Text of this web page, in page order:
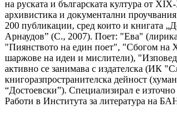
на руската и българската култура от
архивистика и документални
200 публикации, сред които и книгата
Арнаудов” (С., 2007). Поет: "Eва"
"Пиянството на един поет", "Сбогом на
шаржове на идеи и мислители),
активно се занимава с издателска (ИК
книгоразпространителска дейност
“Достоевски”). Специализирал е
Работи в Института за литература на